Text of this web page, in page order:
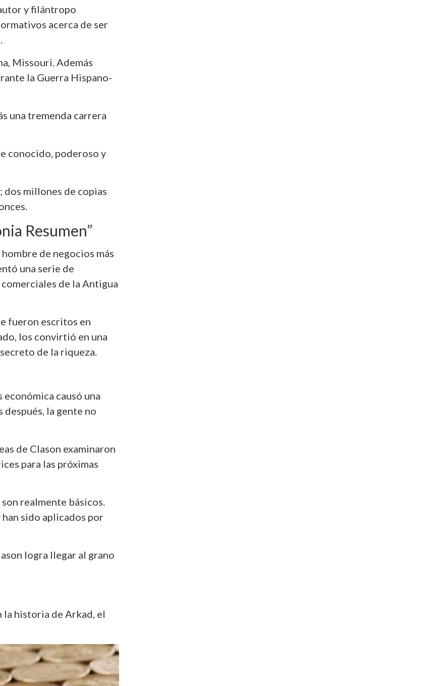
y filántropo
acerca de ser
Missouri. Además
la Guerra Hispano-
una tremenda carrera
conocido, poderoso y
millones de copias
Resumen”
de negocios más
una serie de
de la Antigua
fueron escritos en
los convirtió en una
de la riqueza.
causó una
después, la gente no
de Clason examinaron
para las próximas
realmente básicos.
sido aplicados por
logra llegar al grano
la historia de Arkad, el